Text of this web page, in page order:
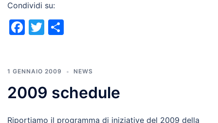
Condividi su:
Facebook
Twitter
1 GENNAIO 2009 NEWS
2009 schedule
Riportiamo il programma di iniziative del 2009 della